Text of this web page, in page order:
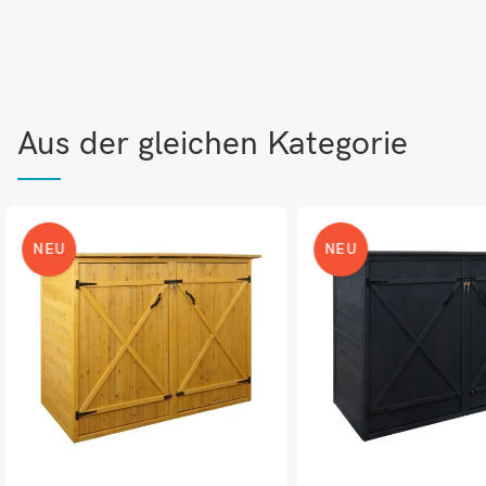
Aus der gleichen Kategorie
NEU NEU